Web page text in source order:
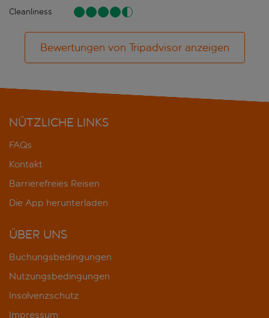
Cleanliness
Bewertungen von Tripadvisor anzeigen
NÜTZLICHE LINKS
FAQs
Kontakt
Barrierefreies Reisen
Die App herunterladen
ÜBER UNS
Buchungsbedingungen
Nutzungsbedingungen
Insolvenzschutz
Impressum